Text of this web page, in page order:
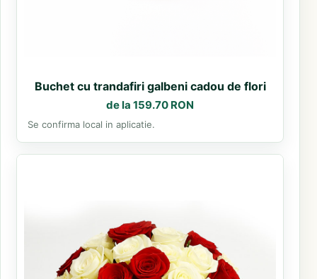
Buchet cu trandafiri galbeni cadou de flori
de la 159.70 RON
Se confirma local in aplicatie.